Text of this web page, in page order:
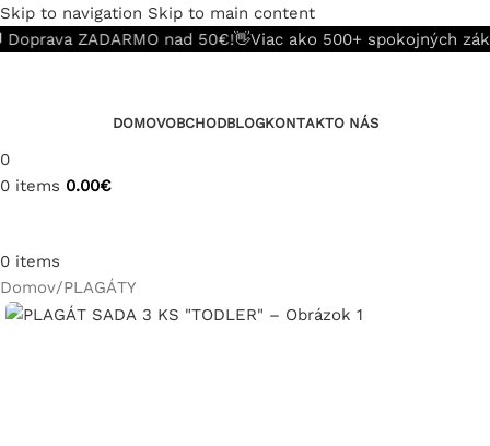
Skip to navigation Skip to main content
ZADARMO nad 50€!👋Viac ako 500+ spokojných
DOMOVOBCHODBLOGKONTAKTO NÁS
0
0 items 0.00€
0 items
Domov/PLAGÁTY